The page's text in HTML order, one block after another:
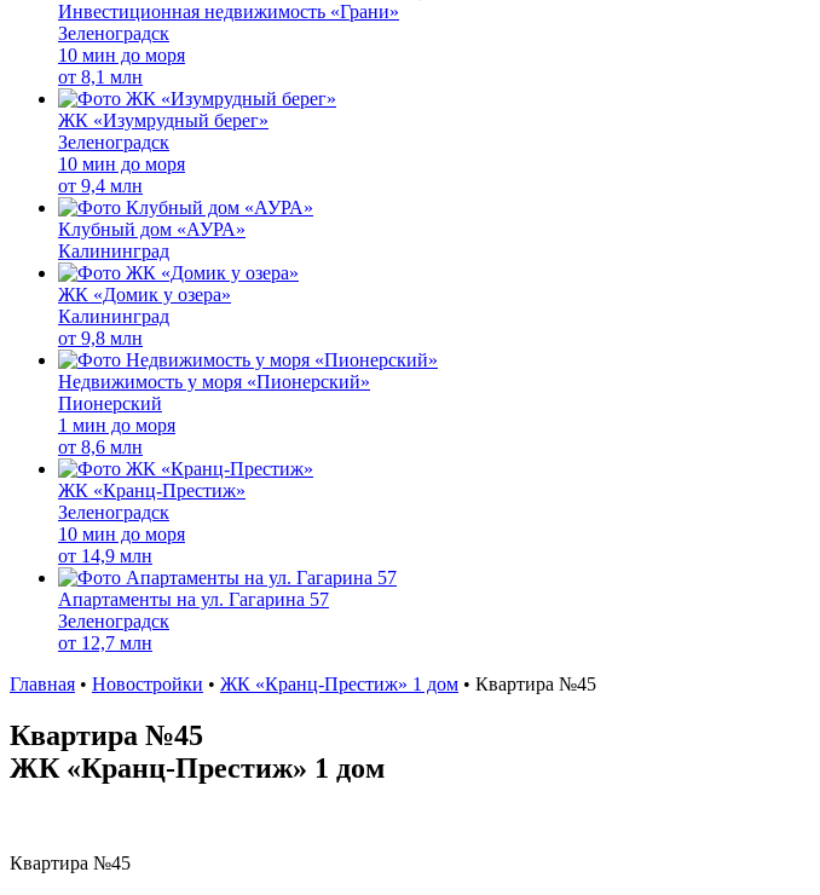
Инвестиционная недвижимость «Грани»
Зеленоградск
10 мин до моря
от 8,1 млн
ЖК «Изумрудный берег»
Зеленоградск
10 мин до моря
от 9,4 млн
Клубный дом «АУРА»
Калининград
ЖК «Домик у озера»
Калининград
от 9,8 млн
Недвижимость у моря «Пионерский»
Пионерский
1 мин до моря
от 8,6 млн
ЖК «Кранц-Престиж»
Зеленоградск
10 мин до моря
от 14,9 млн
Апартаменты на ул. Гагарина 57
Зеленоградск
от 12,7 млн
Главная • Новостройки • ЖК «Кранц-Престиж» 1 дом • Квартира №45
Квартира №45
ЖК «Кранц-Престиж» 1 дом
Квартира №45